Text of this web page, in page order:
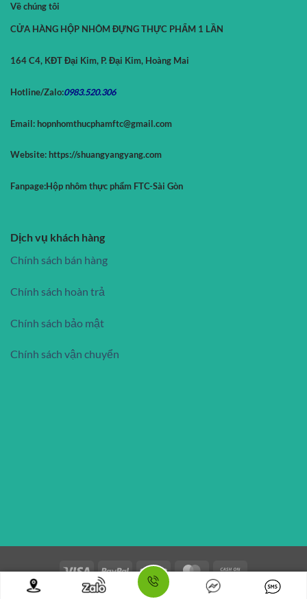
Về chúng tôi
CỬA HÀNG HỘP NHÔM ĐỰNG THỰC PHẨM 1 LẦN
164 C4, KĐT Đại Kim, P. Đại Kim, Hoàng Mai
Hotline/Zalo:0983.520.306
Email: hopnhomthucphamftc@gmail.com
Website: https://shuangyangyang.com
Fanpage:Hộp nhôm thực phẩm FTC-Sài Gòn
Dịch vụ khách hàng
Chính sách bán hàng
Chính sách hoàn trả
Chính sách bảo mật
Chính sách vận chuyển
Visa PayPal Stripe MasterCard
Cash
Copyright 2026 ©Flatsome Theme